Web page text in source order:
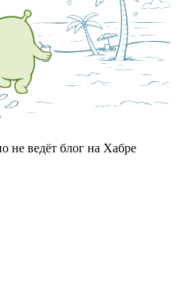
не ведёт блог на Хабре